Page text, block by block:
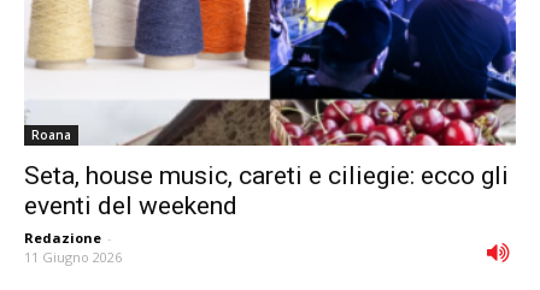
Roana
Seta, house music, careti e ciliegie: ecco gli
eventi del weekend
Redazione -
11 Giugno 2026